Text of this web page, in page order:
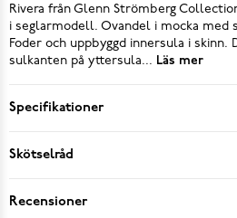
Rivera från Glenn Strömberg
i seglarmodell. Ovandel i mocka med
Foder och uppbyggd innersula i
sulkanten på yttersula... Läs mer
Specifikationer
Skötselråd
Recensioner